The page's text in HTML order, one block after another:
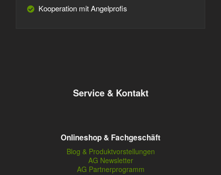
Kooperation mit Angelprofis
Service & Kontakt
Onlineshop & Fachgeschäft
Blog & Produktvorstellungen
AG Newsletter
AG Partnerprogramm